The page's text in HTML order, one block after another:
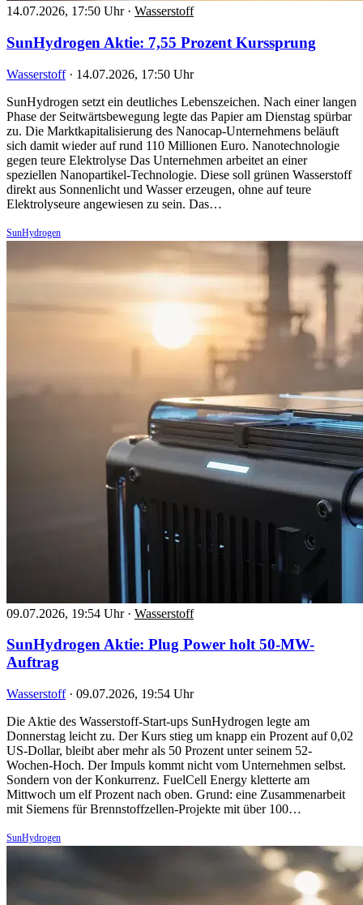
14.07.2026, 17:50 Uhr · Wasserstoff
SunHydrogen Aktie: 7,55 Prozent Kurssprung
Wasserstoff · 14.07.2026, 17:50 Uhr
SunHydrogen setzt ein deutliches Lebenszeichen. Nach einer langen
Phase der Seitwärtsbewegung legte das Papier am Dienstag spürbar
zu. Die Marktkapitalisierung des Nanocap-Unternehmens beläuft
sich damit wieder auf rund 110 Millionen Euro. Nanotechnologie
gegen teure Elektrolyse Das Unternehmen arbeitet an einer
speziellen Nanopartikel-Technologie. Diese soll grünen Wasserstoff
direkt aus Sonnenlicht und Wasser erzeugen, ohne auf teure
Elektrolyseure angewiesen zu sein. Das…
SunHydrogen
09.07.2026, 19:54 Uhr · Wasserstoff
SunHydrogen Aktie: Plug Power holt 50-MW-
Auftrag
Wasserstoff · 09.07.2026, 19:54 Uhr
Die Aktie des Wasserstoff-Start-ups SunHydrogen legte am
Donnerstag leicht zu. Der Kurs stieg um knapp ein Prozent auf 0,02
US-Dollar, bleibt aber mehr als 50 Prozent unter seinem 52-
Wochen-Hoch. Der Impuls kommt nicht vom Unternehmen selbst.
Sondern von der Konkurrenz. FuelCell Energy kletterte am
Mittwoch um elf Prozent nach oben. Grund: eine Zusammenarbeit
mit Siemens für Brennstoffzellen-Projekte mit über 100…
SunHydrogen